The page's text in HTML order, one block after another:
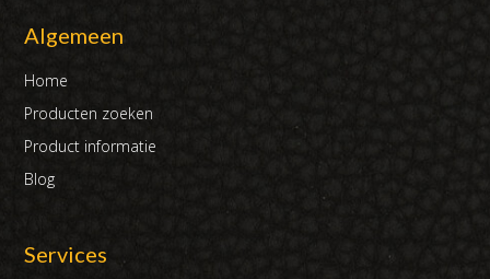
Algemeen
Home
Producten zoeken
Product informatie
Blog
Services